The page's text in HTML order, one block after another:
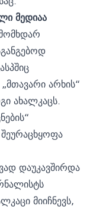
მედიაა
არხის“
ახალკაცს.
დაუკავშირდა
მიიჩნევს,